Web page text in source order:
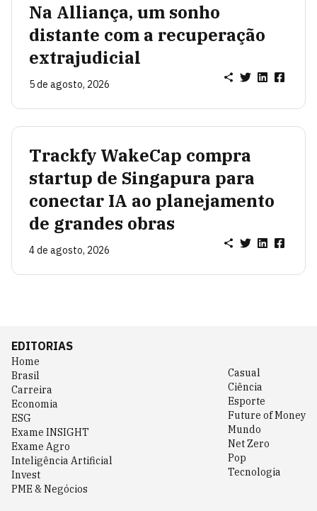
Na Alliança, um sonho
distante com a recuperação
extrajudicial
5 de agosto, 2026
Trackfy WakeCap compra
startup de Singapura para
conectar IA ao planejamento
de grandes obras
4 de agosto, 2026
EDITORIAS
Home
Brasil
Carreira
Economia
ESG
Exame INSIGHT
Exame Agro
Inteligência Artificial
Invest
PME & Negócios
Casual
Ciência
Esporte
Future of Money
Mundo
Net Zero
Pop
Tecnologia